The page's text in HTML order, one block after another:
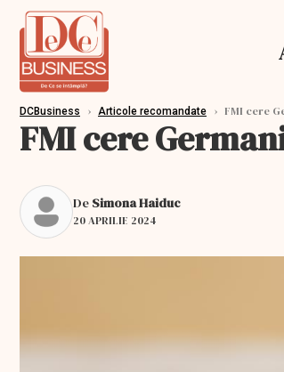
DCBusiness › Articole recomandate › FMI cere
FMI cere
De Simona Haiduc
20 APRILIE 2024